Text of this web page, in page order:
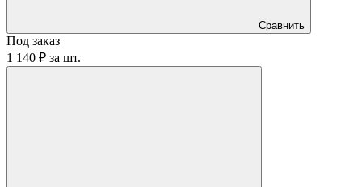
Сравнить
Под заказ
1 140 ₽ за шт.